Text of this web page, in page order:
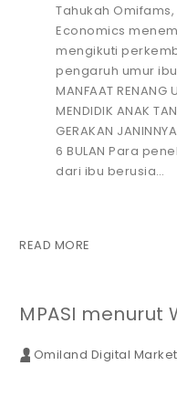
Tahukah
Economics
mengikuti
pengaruh umur ibu
MANFAAT RENANG
MENDIDIK ANAK
GERAKAN
6 BULAN Para
dari ibu berusia…
READ MORE
MPASI menurut
Omiland Digital